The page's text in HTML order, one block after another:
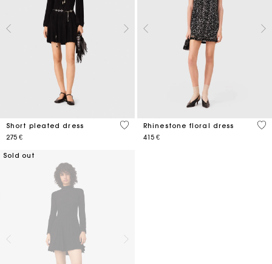
Short pleated dress
275 €
3,2 out of 5 Customer Rating
Rhinestone floral dress
415 €
3,2
Sold out